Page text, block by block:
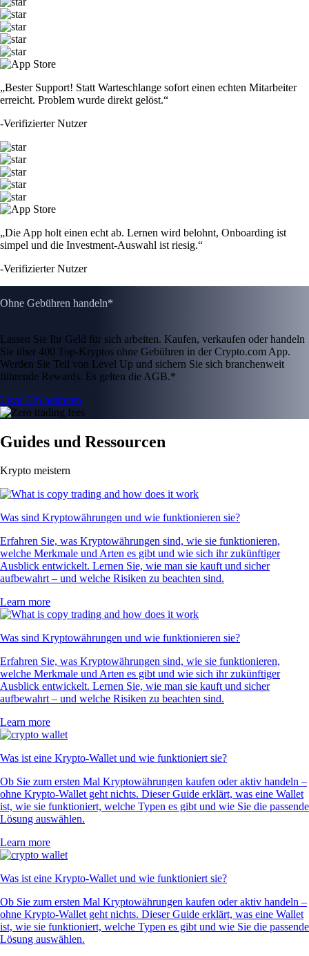
„Bester Support! Statt Warteschlange sofort einen echten Mitarbeiter
erreicht. Problem wurde direkt gelöst.“
-Verifizierter Nutzer
„Die App holt einen echt ab. Lernen wird belohnt, Onboarding ist
simpel und die Investment-Auswahl ist riesig.“
-Verifizierter Nutzer
Ohne Gebühren handeln*
Lassen Sie Ihr Geld für sich arbeiten. Kaufen, verkaufen oder handeln
Sie über 400 Top-Kryptos ohne Gebühren in der Crypto.com App.
Werden Sie Teil von Level Up und sichern Sie sich branchenweit
führende Rewards. Es gelten die AGB.*
Level Up beitreten
Guides und Ressourcen
Krypto meistern
Was sind Kryptowährungen und wie funktionieren sie?
Erfahren Sie, was Kryptowährungen sind, wie sie funktionieren,
welche Merkmale und Arten es gibt und wie sich ihr zukünftiger
Ausblick entwickelt. Lernen Sie, wie man sie kauft und sicher
aufbewahrt – und welche Risiken zu beachten sind.
Learn more
Was sind Kryptowährungen und wie funktionieren sie?
Erfahren Sie, was Kryptowährungen sind, wie sie funktionieren,
welche Merkmale und Arten es gibt und wie sich ihr zukünftiger
Ausblick entwickelt. Lernen Sie, wie man sie kauft und sicher
aufbewahrt – und welche Risiken zu beachten sind.
Learn more
Was ist eine Krypto-Wallet und wie funktioniert sie?
Ob Sie zum ersten Mal Kryptowährungen kaufen oder aktiv handeln –
ohne Krypto-Wallet geht nichts. Dieser Guide erklärt, was eine Wallet
ist, wie sie funktioniert, welche Typen es gibt und wie Sie die passende
Lösung auswählen.
Learn more
Was ist eine Krypto-Wallet und wie funktioniert sie?
Ob Sie zum ersten Mal Kryptowährungen kaufen oder aktiv handeln –
ohne Krypto-Wallet geht nichts. Dieser Guide erklärt, was eine Wallet
ist, wie sie funktioniert, welche Typen es gibt und wie Sie die passende
Lösung auswählen.